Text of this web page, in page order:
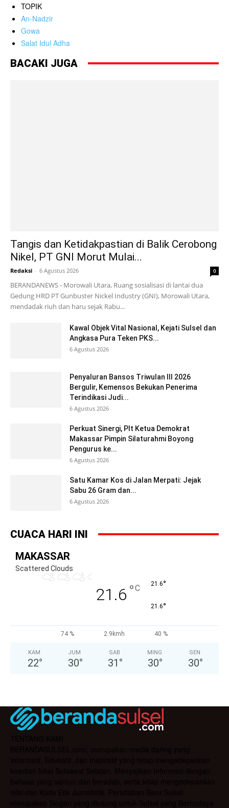
TOPIK
An-Nadzir
Gowa
Salat Idul Adha
BACAKI JUGA
Tangis dan Ketidakpastian di Balik Cerobong
Nikel, PT GNI Morut Mulai...
Redaksi - 6 Agustus 2026 0
BERANDANEWS - Morowali Utara, Ruang sosialisasi di lantai dua
Gedung HRD PT Gunbuster Nickel Industry (GNI), Morowali Utara,
mendadak riuh dan haru sejak Rabu...
Kawal Objek Vital Nasional, Kejati Sulsel dan
Angkasa Pura Teken PKS...
6 Agustus 2026
Penyaluran Bansos Triwulan III 2026
Bergulir, Kemensos Bekukan Penerima
Terindikasi Judi...
6 Agustus 2026
Perkuat Sinergi, Plt Ketua Demokrat
Makassar Pimpin Silaturahmi Boyong
Pengurus ke...
6 Agustus 2026
Satu Kamar Kos di Jalan Merpati: Jejak
Sabu 26 Gram dan...
6 Agustus 2026
CUACA HARI INI
MAKASSAR
Scattered Clouds
21.6 °C 21.6°
21.6°
74 % 2.9kmh 40 %
KAM
22°
JUM
30°
SAB
31 °
MING
30°
SEN
30°